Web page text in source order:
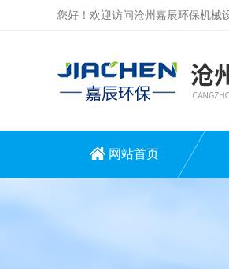
您好！欢迎访问沧州嘉辰环保机械
网站首页